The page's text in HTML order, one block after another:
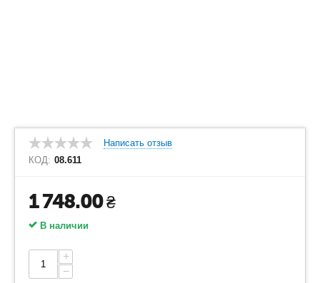
Написать отзыв
КОД: 08.611
1 748.00₴
В наличии
+
−